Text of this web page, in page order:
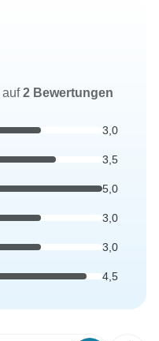
auf2 Bewertungen
3,0
3,5
5,0
3,0
3,0
4,5